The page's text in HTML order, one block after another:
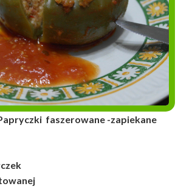
-zapiekane